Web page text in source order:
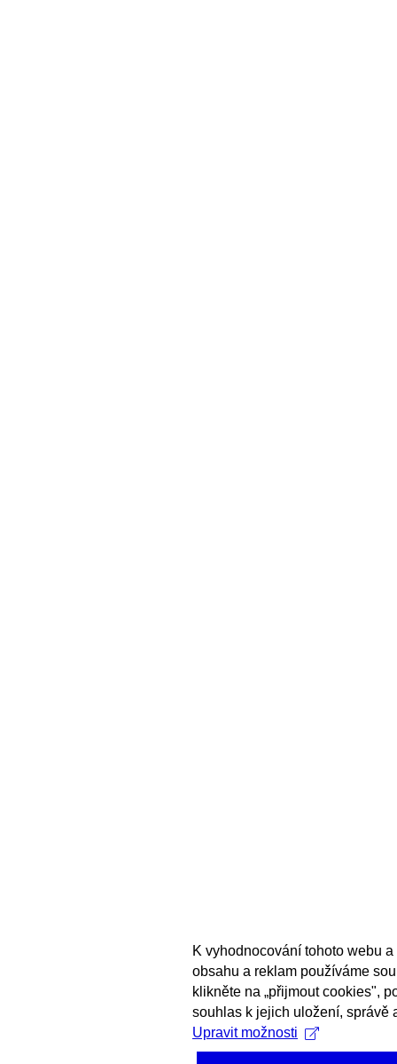
K vyhodnocování tohoto webu
obsahu a reklam používáme
klikněte na „přijmout cookies",
souhlas k jejich uložení, správě
Upravit možnosti